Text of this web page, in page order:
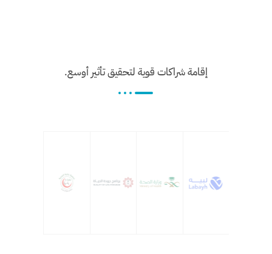
إقامة شراكات قوية لتحقيق تأثير أوسع.